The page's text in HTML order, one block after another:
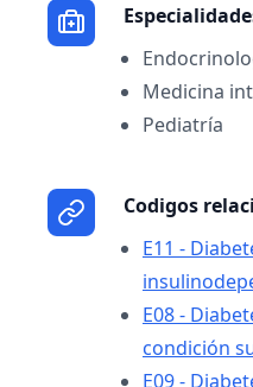
Medicina
Pediatría
Codigos
E11 -
E08 -
condición
E09 -